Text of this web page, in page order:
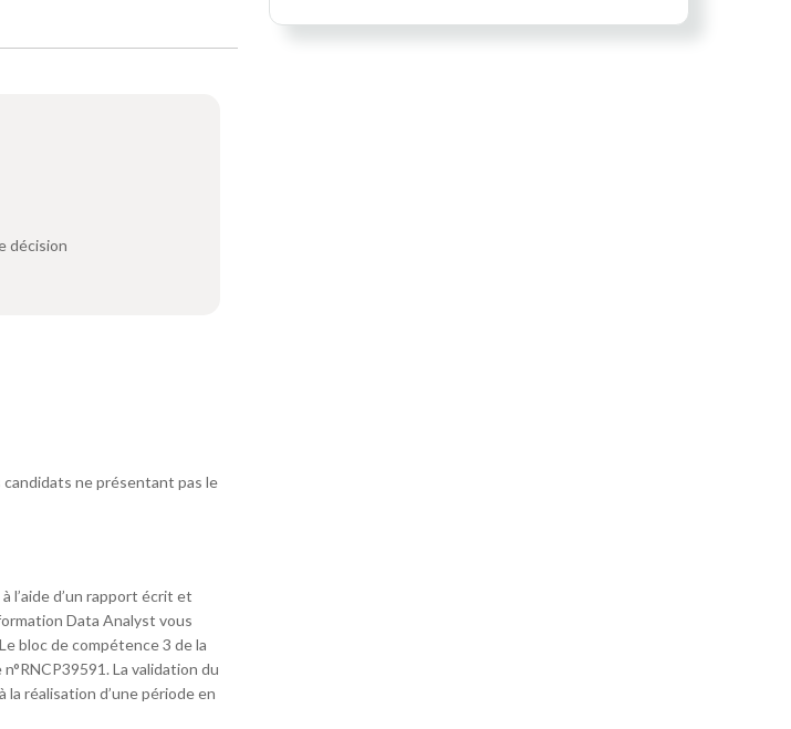
décision
ne présentant pas le
l’aide d’un rapport écrit et
Data Analyst vous
bloc de compétence 3 de la
La validation du
réalisation d’une période en